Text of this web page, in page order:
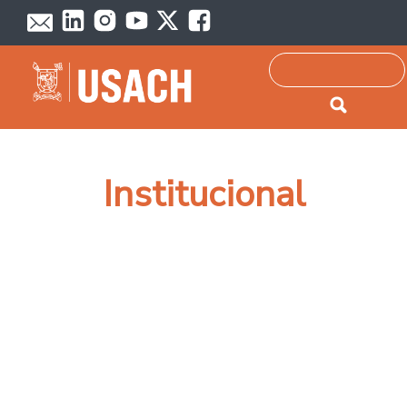
Passar para o conteúdo principal
Pesquisar
Institucional